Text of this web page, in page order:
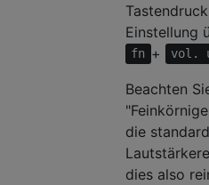
Einstellung
fn + vol.
Beachten
die
dies also